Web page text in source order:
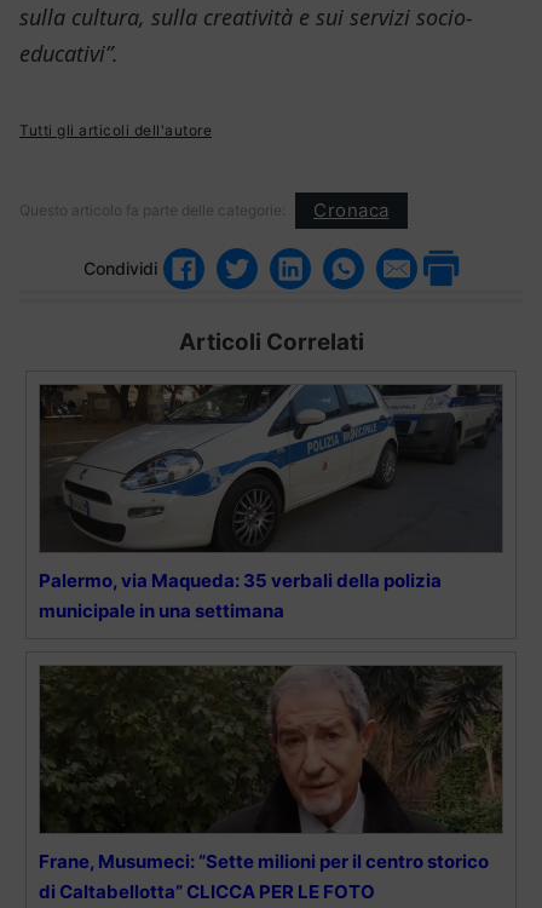
sulla cultura, sulla creatività e sui servizi socio-
educativi”.
Tutti gli articoli dell'autore
Questo articolo fa parte delle categorie: Cronaca
Condividi
Articoli Correlati
Palermo, via Maqueda: 35 verbali della polizia
municipale in una settimana
Frane, Musumeci: “Sette milioni per il centro storico
di Caltabellotta” CLICCA PER LE FOTO